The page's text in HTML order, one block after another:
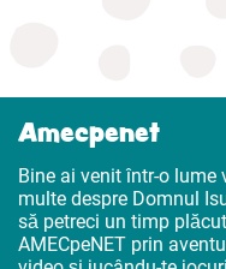
Amecpenet
Bine ai venit într-o lume
multe despre Domnul
să petreci un timp
AMECpeNET prin